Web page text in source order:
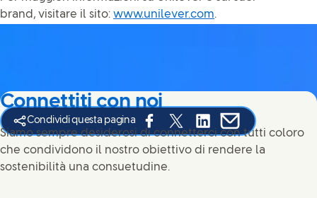
brand, visitare il sito: www.unilever.com.
Condividi questa pagina
Share this page on Facebook
Share this page on X
Share this page on
Share this page
Connettiti con noi
Siamo sempre desiderosi di connetterci con tutti coloro
che condividono il nostro obiettivo di rendere la
sostenibilità una consuetudine.